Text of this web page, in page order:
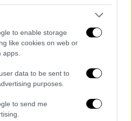
to enable storage
like cookies on web or
data to be sent to
purposes.
to send me
στην Ουκρανία οι
εργοστάσια και
να φύγουμε πριν
Το σπίτι της κουμπάρας
φίλους και